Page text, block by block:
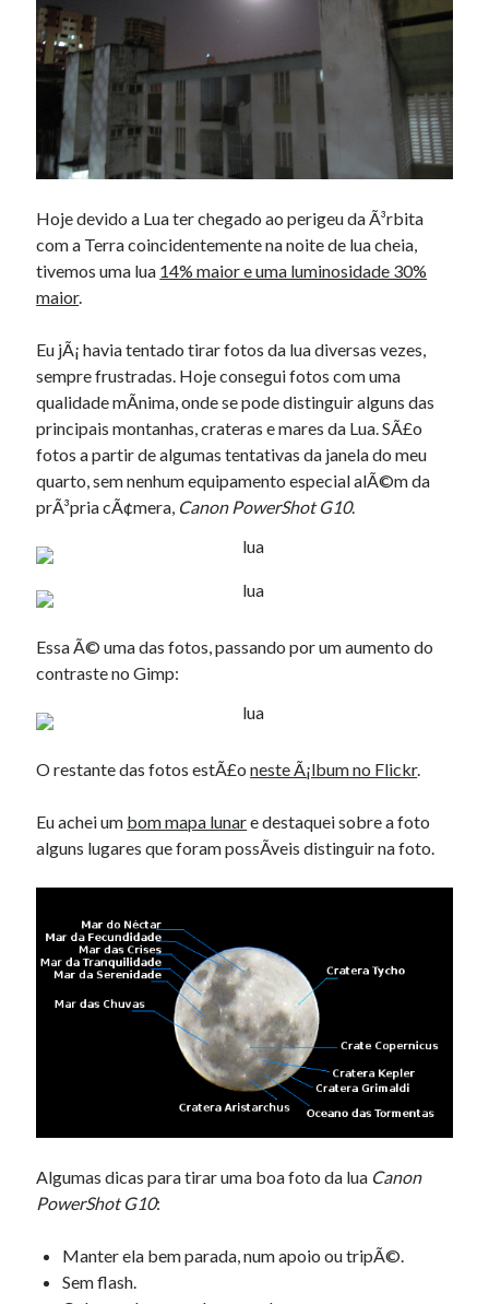
Douglas Adams on the English–American cultural divide over “heroes”
Drawing: chibi in 2 heads proportion
a page that downloads itself
misery loves company
3 keys and knob keyboard
Jacques Cousteau and his crew in a submersible during the Conshelf II
Expedition in the Red Sea, 1963
Hoje devido a Lua ter chegado ao perigeu da Ã³rbita
com a Terra coincidentemente na noite de lua cheia,
tivemos uma lua 14% maior e uma luminosidade 30%
maior.
Eu jÃ¡ havia tentado tirar fotos da lua diversas vezes,
sempre frustradas. Hoje consegui fotos com uma
qualidade mÃ­nima, onde se pode distinguir alguns das
principais montanhas, crateras e mares da Lua. SÃ£o
fotos a partir de algumas tentativas da janela do meu
quarto, sem nenhum equipamento especial alÃ©m da
prÃ³pria cÃ¢mera, Canon PowerShot G10.
Essa Ã© uma das fotos, passando por um aumento do
contraste no Gimp:
O restante das fotos estÃ£oneste Ã¡lbum no Flickr.
Eu achei um bom mapa lunare destaquei sobre a foto
alguns lugares que foram possÃ­veis distinguir na foto.
Algumas dicas para tirar uma boa foto da lua Canon
PowerShot G10:
Manter ela bem parada, num apoio ou tripÃ©.
Sem flash.